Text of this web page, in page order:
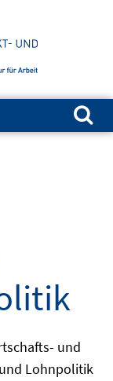
Suchen nach:
und
Lohnpolitik